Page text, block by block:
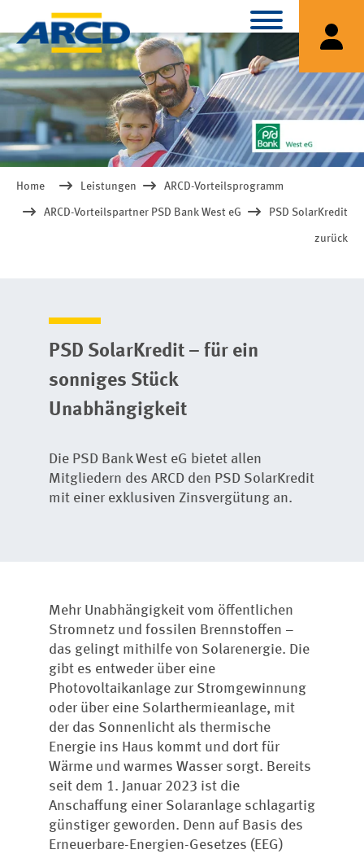
Home Leistungen ARCD-Vorteilsprogramm
ARCD-Vorteilspartner PSD Bank West eG PSD SolarKredit
zurück
PSD SolarKredit – für ein
sonniges Stück
Unabhängigkeit
Die PSD Bank West eG bietet allen
Mitgliedern des ARCD den PSD SolarKredit
mit einer exklusiven Zinsvergütung an.
Mehr Unabhängigkeit vom öffentlichen
Stromnetz und fossilen Brennstoffen –
das gelingt mithilfe von Solarenergie. Die
gibt es entweder über eine
Photovoltaikanlage zur Stromgewinnung
oder über eine Solarthermieanlage, mit
der das Sonnenlicht als thermische
Energie ins Haus kommt und dort für
Wärme und warmes Wasser sorgt. Bereits
seit dem 1. Januar 2023 ist die
Anschaffung einer Solaranlage schlagartig
günstiger geworden. Denn auf Basis des
Erneuerbare-Energien-Gesetzes (EEG)